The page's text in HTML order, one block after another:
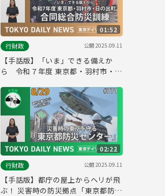
01:52
行財政
公開2025.09.11
【手話版】「いま」できる備えか
ら 令和７年度 東京都・羽村市・日
９月２日 東京デイリーニュース
No.772）
02:22
行財政
公開2025.09.11
【手話版】都庁の屋上からヘリが飛
ぶ！ 災害時の防災拠点「東京都防災